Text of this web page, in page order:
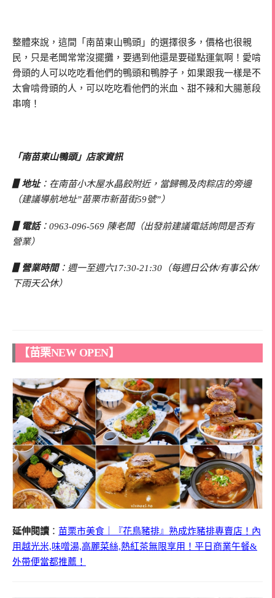
整體來說，這間「南苗東山鴨頭」的選擇很多，價格也很親
民，只是老闆常常沒擺攤，要遇到他還是要碰點運氣啊！愛啃
骨頭的人可以吃吃看他們的鴨頭和鴨脖子，如果跟我一樣是不
太會啃骨頭的人，可以吃吃看他們的米血、甜不辣和大腸蔥段
串唷！
「南苗東山鴨頭」店家資訊
▋地址：在南苗小木屋水晶餃附近，當歸鴨及肉粽店的旁邊
（建議導航地址”苗栗市新苗街59號”）
▋電話：0963-096-569 陳老闆（出發前建議電話詢問是否有
營業）
▋營業時間：週一至週六17:30-21:30（每週日公休/有事公休/
下雨天公休）
【苗栗NEW OPEN】
延伸閱讀 ： 苗栗市美食｜『花鳥豬排』熟成炸豬排專賣店！內
用越光米,味噌湯,高麗菜絲,熱紅茶無限享用！平日商業午餐&
外帶便當都推薦！